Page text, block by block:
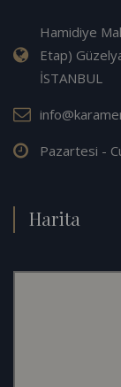
Hamidiye
Etap)
İSTANBUL
Pazartesi -
Harita